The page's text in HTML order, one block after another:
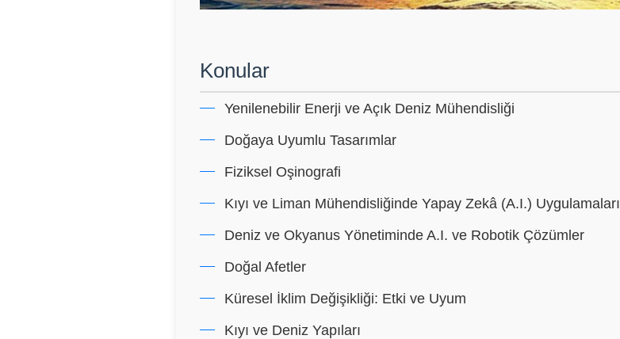
Konular
Yenilenebilir Enerji ve Açık Deniz Mühendisliği
Doğaya Uyumlu Tasarımlar
Fiziksel Oşinografi
Kıyı ve Liman Mühendisliğinde Yapay Zekâ (A.I.) Uygulamaları
Deniz ve Okyanus Yönetiminde A.I. ve Robotik Çözümler
Doğal Afetler
Küresel İklim Değişikliği: Etki ve Uyum
Kıyı ve Deniz Yapıları